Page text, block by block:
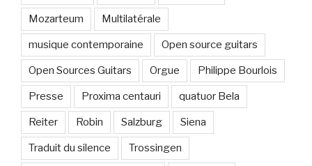
Mozarteum Multilatérale
musique contemporaine Open source guitars
Open Sources Guitars Orgue Philippe Bourlois
Presse Proxima centauri quatuor Bela
Reiter Robin Salzburg Siena
Traduit du silence Trossingen